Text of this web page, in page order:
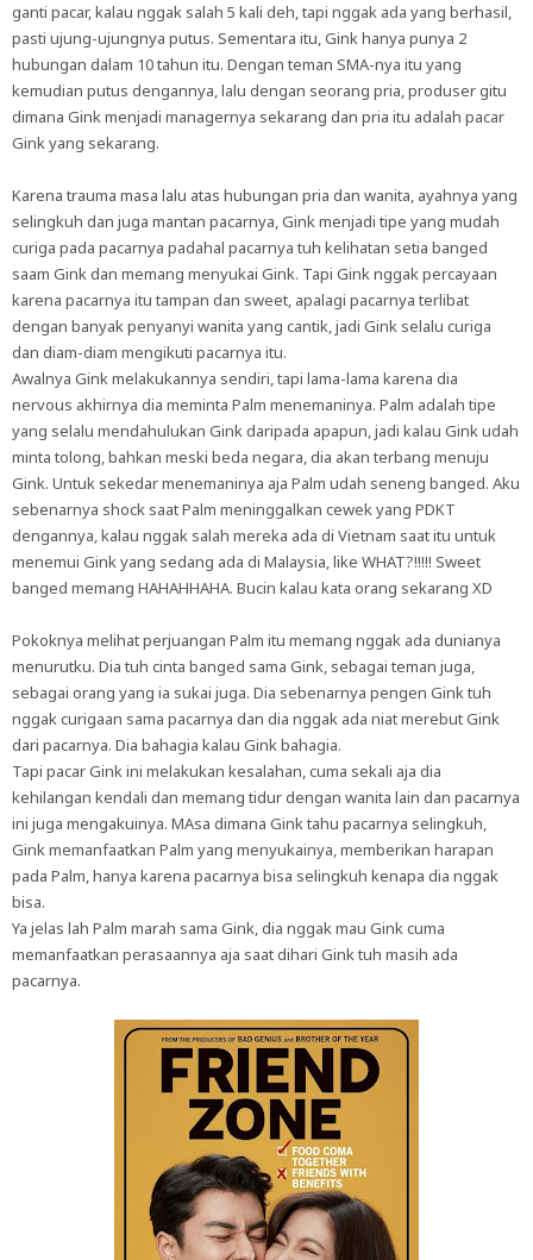
ganti pacar, kalau nggak salah 5 kali deh, tapi nggak ada yang berhasil,
pasti ujung-ujungnya putus. Sementara itu, Gink hanya punya 2
hubungan dalam 10 tahun itu. Dengan teman SMA-nya itu yang
kemudian putus dengannya, lalu dengan seorang pria, produser gitu
dimana Gink menjadi managernya sekarang dan pria itu adalah pacar
Gink yang sekarang.
Karena trauma masa lalu atas hubungan pria dan wanita, ayahnya yang
selingkuh dan juga mantan pacarnya, Gink menjadi tipe yang mudah
curiga pada pacarnya padahal pacarnya tuh kelihatan setia banged
saam Gink dan memang menyukai Gink. Tapi Gink nggak percayaan
karena pacarnya itu tampan dan sweet, apalagi pacarnya terlibat
dengan banyak penyanyi wanita yang cantik, jadi Gink selalu curiga
dan diam-diam mengikuti pacarnya itu.
Awalnya Gink melakukannya sendiri, tapi lama-lama karena dia
nervous akhirnya dia meminta Palm menemaninya. Palm adalah tipe
yang selalu mendahulukan Gink daripada apapun, jadi kalau Gink udah
minta tolong, bahkan meski beda negara, dia akan terbang menuju
Gink. Untuk sekedar menemaninya aja Palm udah seneng banged. Aku
sebenarnya shock saat Palm meninggalkan cewek yang PDKT
dengannya, kalau nggak salah mereka ada di Vietnam saat itu untuk
menemui Gink yang sedang ada di Malaysia, like WHAT?!!!!! Sweet
banged memang HAHAHHAHA. Bucin kalau kata orang sekarang XD
Pokoknya melihat perjuangan Palm itu memang nggak ada dunianya
menurutku. Dia tuh cinta banged sama Gink, sebagai teman juga,
sebagai orang yang ia sukai juga. Dia sebenarnya pengen Gink tuh
nggak curigaan sama pacarnya dan dia nggak ada niat merebut Gink
dari pacarnya. Dia bahagia kalau Gink bahagia.
Tapi pacar Gink ini melakukan kesalahan, cuma sekali aja dia
kehilangan kendali dan memang tidur dengan wanita lain dan pacarnya
ini juga mengakuinya. MAsa dimana Gink tahu pacarnya selingkuh,
Gink memanfaatkan Palm yang menyukainya, memberikan harapan
pada Palm, hanya karena pacarnya bisa selingkuh kenapa dia nggak
bisa.
Ya jelas lah Palm marah sama Gink, dia nggak mau Gink cuma
memanfaatkan perasaannya aja saat dihari Gink tuh masih ada
pacarnya.